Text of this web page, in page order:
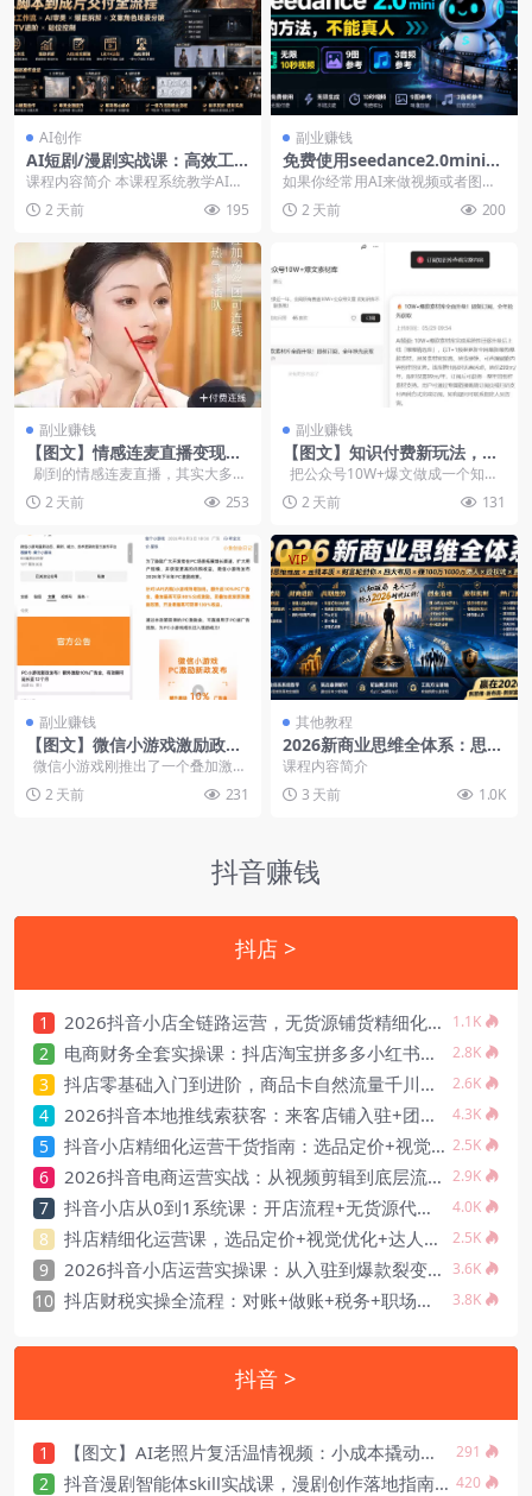
AI创作
AI短剧/漫剧实战课：高效工
作流+AI审美+爆款拆解+文案
角色场景分镜+LibTV进阶+站
位控制，从脚本到成片交付全
课程内容简介 本课程系统教学AI短
剧/漫剧从脚本构思到成片交付的全
流程标准作业法...
2 天前 195
副业赚钱
免费使用seedance2.0mini的
方法，不能真人，可以无限10
秒视频，9图+3音频参考
如果你经常用AI来做视频或者图片
估计都会头疼积分不够，还没用两
下，就没了搞得还以...
2 天前 200
副业赚钱
【图文】情感连麦直播变现的
两条野路子
刷到的情感连麦直播，其实大多都
是按剧本演的第一种变现路子...
2 天前 253
副业赚钱
【图文】知识付费新玩法，整
理公众号爆文也能赚钱，有人
收入2万+
把公众号10W+爆文做成一个知识
库，直接标价99块卖订阅...
2 天前 131
副业赚钱
【图文】微信小游戏激励政策
放大招，开发者分成飙到80%
微信小游戏刚推出了一个叠加激励
政策，分成天花板直接拉到8...
2 天前 231
VIP
其他教程
2026新商业思维全体系：思维
破局财商进阶周期趋势创业落
课程内容简介
3 天前
1.0K
抖音赚钱
抖店 >
1 2026抖音小店全链路运营，无货源铺货精细化选品千川投流短视频带货 1.1K
2 电商财务全套实操课：抖店淘宝拼多多小红书，店铺取数+记账+报税一站式解决 2.8K
3 抖店零基础入门到进阶，商品卡自然流量千川全域爆款短视频带货 2.6K
4 2026抖音本地推线索获客：来客店铺入驻+团购搭建+人群定向，解决空耗零曝光转化差等问题 4.3K
5 抖音小店精细化运营干货指南：选品定价+视觉优化+达人合作+千川投放，系统提升店铺能力 2.5K
6 2026抖音电商运营实战：从视频剪辑到底层流量逻辑，全方位打造爆款内容实操起号 2.9K
7 抖音小店从0到1系统课：开店流程+无货源代销自有货源三大模式，快速跑通抖店全链路 4.0K
8 抖店精细化运营课，选品定价+视觉优化+达人合作+千川投放，系统提升店铺能力(更新5月) 2.5K
9 2026抖音小店运营实操课：从入驻到爆款裂变，拆解拼上抖+1688铺货全流程 3.6K
10 抖店财税实操全流程：对账+做账+税务+职场进阶，专为抖店财税从业者打造 3.8K
抖音 >
1 【图文】AI老照片复活温情视频：小成本撬动情感流量 291
2 抖音漫剧智能体skill实战课，漫剧创作落地指南，免抽卡工作流配套全套提示词素材 420